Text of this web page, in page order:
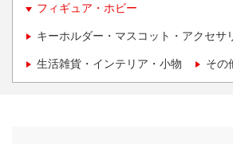
フィギュア・ホビー
キーホルダー・マスコット・アクセサ
生活雑貨・インテリア・小物 その